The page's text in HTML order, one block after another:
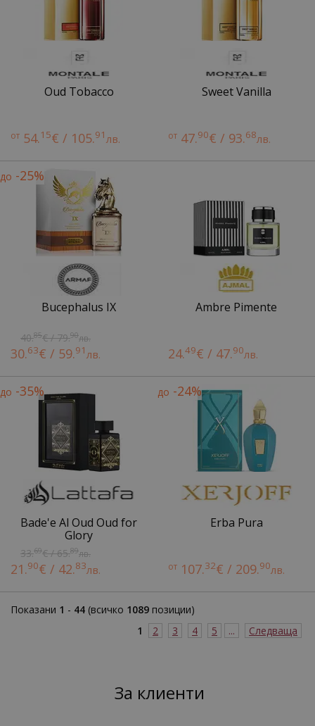
Oud Tobacco
от 54.15€ / 105.91лв.
Sweet Vanilla
от 47.90€ / 93.68лв.
до -25%
Bucephalus IX
40.85€ / 79.90лв.
30.63€ / 59.91лв.
Ambre Pimente
24.49€ / 47.90лв.
до -35%
Bade'e Al Oud Oud for
Glory
33.69€ / 65.89лв.
21.90€ / 42.83лв.
до -24%
Erba Pura
от 107.32€ / 209.90лв.
Показани 1 - 44 (всичко 1089 позиции)
1
2 3 4 5 ... Следваща
За клиенти